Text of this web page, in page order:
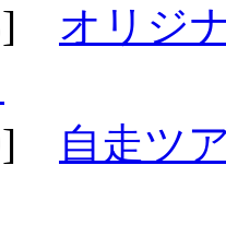
オリジ
自走ツ